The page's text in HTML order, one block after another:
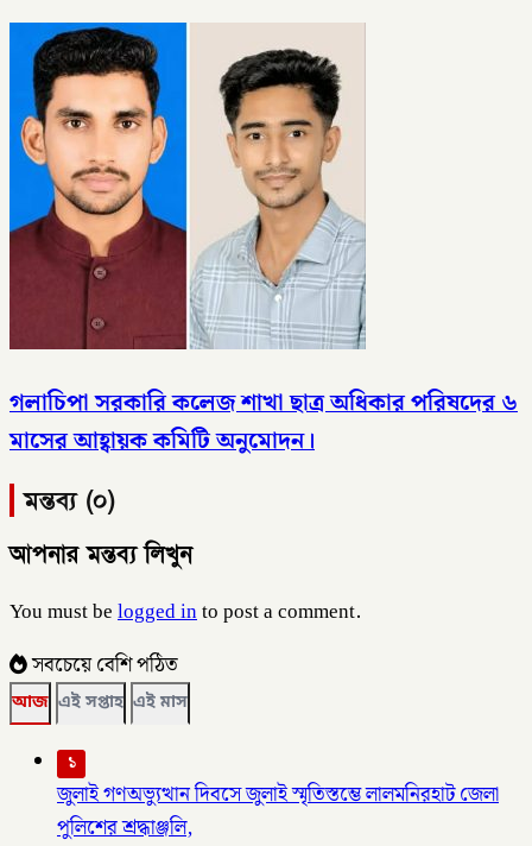
গলাচিপা সরকারি কলেজ শাখা ছাত্র অধিকার পরিষদের ৬
মাসের আহ্বায়ক কমিটি অনুমোদন।
মন্তব্য (০)
আপনার মন্তব্য লিখুন
You must belogged into post a comment.
সবচেয়ে বেশি পঠিত
আজ এই সপ্তাহ এই মাস
১
জুলাই গণঅভ্যুত্থান দিবসে জুলাই স্মৃতিস্তম্ভে লালমনিরহাট জেলা
পুলিশের শ্রদ্ধাঞ্জলি,